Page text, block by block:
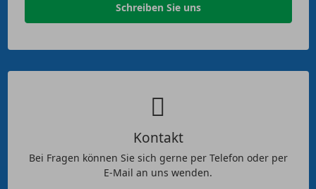
Schreiben Sie uns
Kontakt
Bei Fragen können Sie sich gerne per Telefon oder per
E-Mail an uns wenden.